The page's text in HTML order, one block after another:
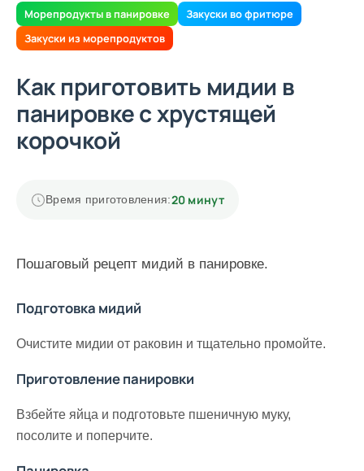
Морепродукты в панировке
Закуски во фритюре
Закуски из морепродуктов
Как приготовить мидии в
панировке с хрустящей
корочкой
Время приготовления:20 минут
Пошаговый рецепт мидий в панировке.
Подготовка мидий
Очистите мидии от раковин и тщательно промойте.
Приготовление панировки
Взбейте яйца и подготовьте пшеничную муку,
посолите и поперчите.